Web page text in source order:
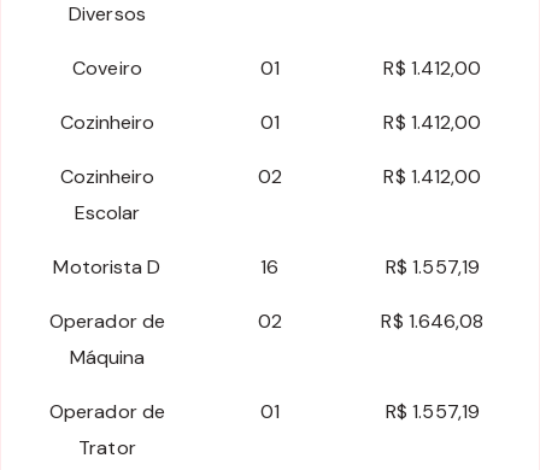
Diversos
Coveiro 01 R$ 1.412,00
Cozinheiro 01 R$ 1.412,00
Cozinheiro
Escolar
02 R$ 1.412,00
Motorista D 16 R$ 1.557,19
Operador de
Máquina
02 R$ 1.646,08
Operador de
Trator
01 R$ 1.557,19